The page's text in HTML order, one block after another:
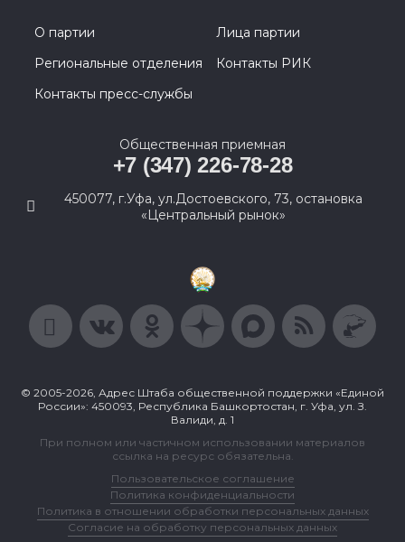
О партии
Лица партии
Региональные отделения
Контакты РИК
Контакты пресс-службы
Общественная приемная
+7 (347) 226-78-28
450077, г.Уфа, ул.Достоевского, 73, остановка
«Центральный рынок»
© 2005-2026, Адрес Штаба общественной поддержки «Единой
России»: 450093, Республика Башкортостан, г. Уфа, ул. З.
Валиди, д. 1
При полном или частичном использовании материалов
ссылка на ресурс обязательна.
Пользовательское соглашение
Политика конфиденциальности
Политика в отношении обработки персональных данных
Согласие на обработку персональных данных